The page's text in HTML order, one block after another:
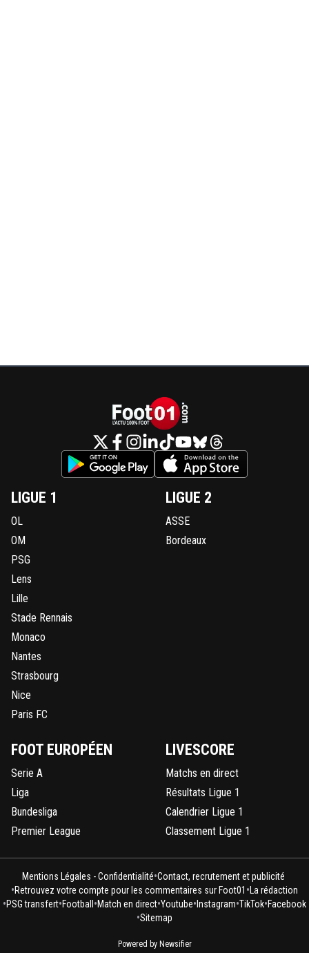
LIGUE 1
OL
OM
PSG
Lens
Lille
Stade Rennais
Monaco
Nantes
Strasbourg
Nice
Paris FC
LIGUE 2
ASSE
Bordeaux
FOOT EUROPÉEN
Serie A
Liga
Bundesliga
Premier League
LIVESCORE
Matchs en direct
Résultats Ligue 1
Calendrier Ligue 1
Classement Ligue 1
Mentions Légales - Confidentialité•Contact, recrutement et publicité
•Retrouvez votre compte pour les commentaires sur Foot01 • La rédaction
•PSG transfert•Football •Match en direct•Youtube• Instagram•TikTok•Facebook
•Sitemap
Powered by Newsifier